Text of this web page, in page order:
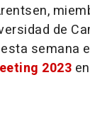
de
semana
2023